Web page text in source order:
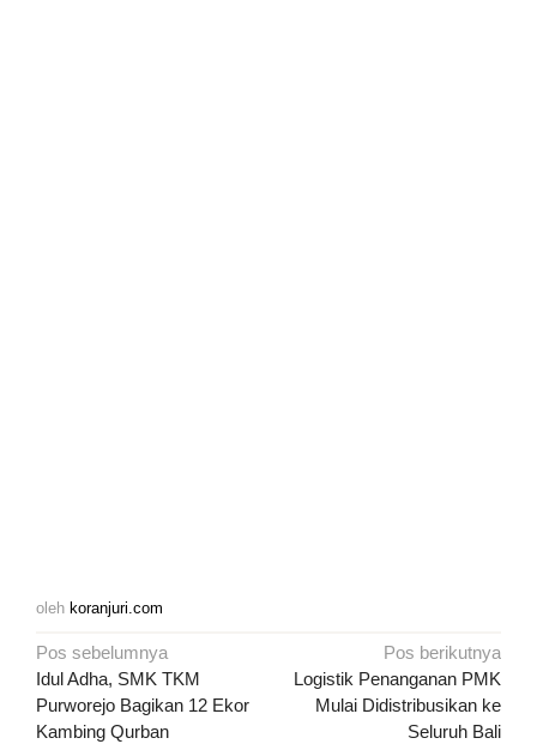
oleh koranjuri.com
Navigasi
pos
Pos sebelumnya
Idul Adha, SMK TKM
Purworejo Bagikan 12 Ekor
Kambing Qurban
Pos berikutnya
Logistik Penanganan PMK
Mulai Didistribusikan ke
Seluruh Bali